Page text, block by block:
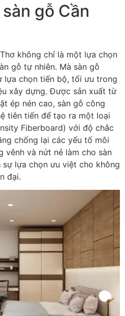
gỗ Cần
không chỉ là một lựa chọn
gỗ tự nhiên. Mà sàn gỗ
lựa chọn tiến bộ, tối ưu trong
xây dựng. Được sản xuất từ
ép nén cao, sàn gỗ công
tiên tiến để tạo ra một loại
Fiberboard) với độ chắc
chống lại các yếu tố môi
vênh và nứt nẻ làm cho sàn
lựa chọn ưu việt cho không
đại.